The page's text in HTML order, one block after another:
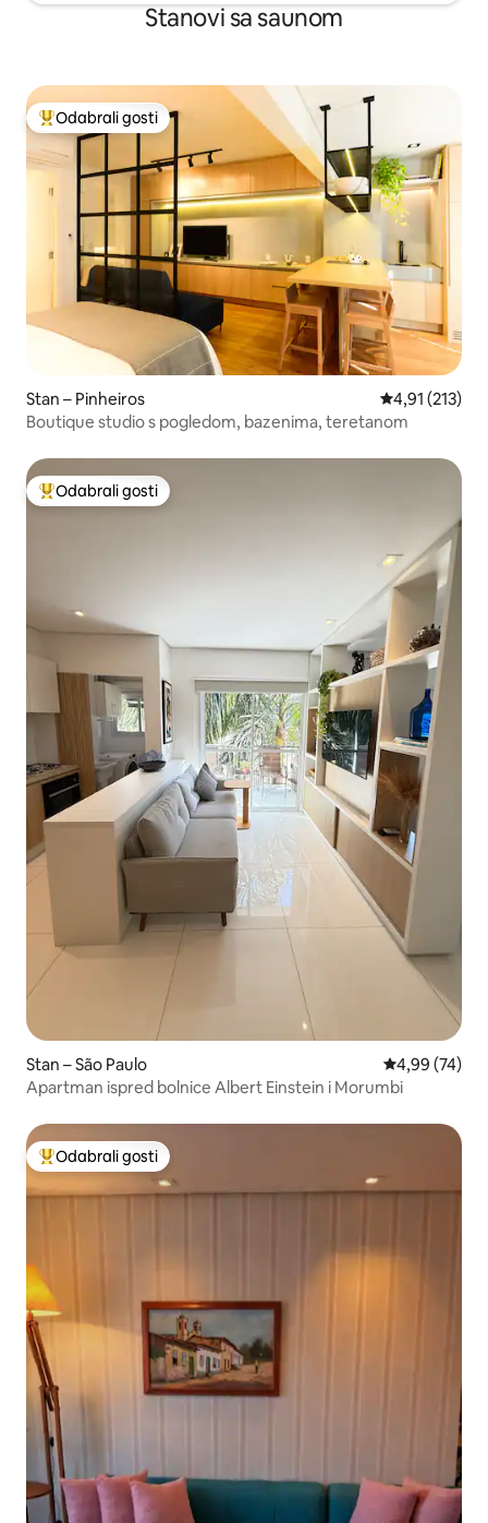
Stanovi sa saunom
Među najviše rangiranima s oznakom „Odabrali gosti”
Odabrali gosti
Stan – Pinheiros Prosječna
4,91 (213)
Boutique studio s pogledom, bazenima, teretanom
Među najviše rangiranima s oznakom „Odabrali gosti”
Odabrali gosti
Stan – São Paulo Prosječna
4,99 (74)
Apartman ispred bolnice Albert Einstein i Morumbi
Među najviše rangiranima s oznakom „Odabrali gosti”
Odabrali gosti